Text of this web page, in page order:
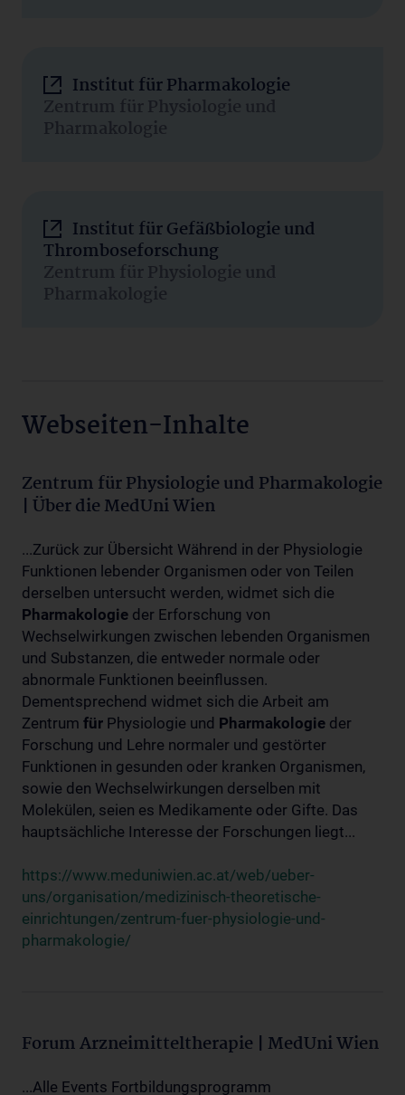
Institut für Pharmakologie
Zentrum für Physiologie und
Pharmakologie
Institut für Gefäßbiologie und
Thromboseforschung
Zentrum für Physiologie und
Pharmakologie
Webseiten-Inhalte
Zentrum für Physiologie und Pharmakologie
| Über die MedUni Wien
...Zurück zur Übersicht Während in der Physiologie
Funktionen lebender Organismen oder von Teilen
derselben untersucht werden, widmet sich die
Pharmakologie der Erforschung von
Wechselwirkungen zwischen lebenden Organismen
und Substanzen, die entweder normale oder
abnormale Funktionen beeinflussen.
Dementsprechend widmet sich die Arbeit am
Zentrum für Physiologie und Pharmakologie der
Forschung und Lehre normaler und gestörter
Funktionen in gesunden oder kranken Organismen,
sowie den Wechselwirkungen derselben mit
Molekülen, seien es Medikamente oder Gifte. Das
hauptsächliche Interesse der Forschungen liegt...
https://www.meduniwien.ac.at/web/ueber-
uns/organisation/medizinisch-theoretische-
einrichtungen/zentrum-fuer-physiologie-und-
pharmakologie/
Forum Arzneimitteltherapie | MedUni Wien
...Alle Events Fortbildungsprogramm